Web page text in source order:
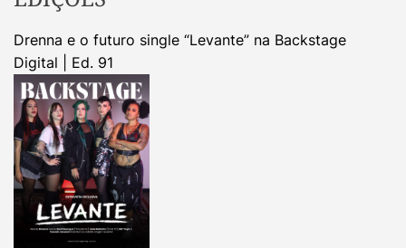
Drenna e o futuro single “Levante” na Backstage
Digital | Ed. 91